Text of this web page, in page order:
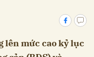
lên mức cao kỷ lục